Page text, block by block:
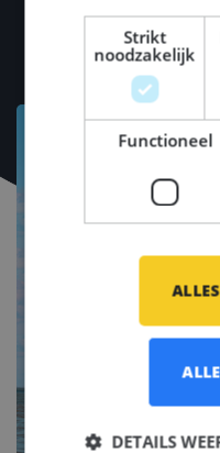
Strikt
noodzakelijk
Functioneel
DETAILS